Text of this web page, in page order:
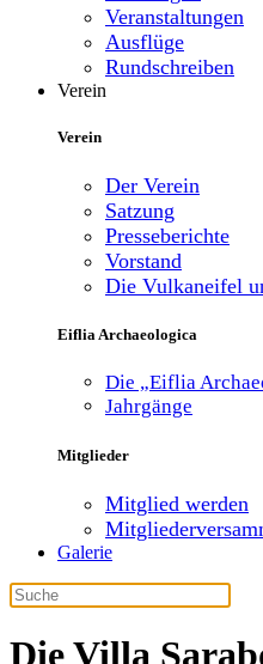
Veranstaltungen
Ausflüge
Rundschreiben
Verein
Verein
Der Verein
Satzung
Presseberichte
Vorstand
Die Vulkaneifel
Eiflia Archaeologica
Die „Eiflia
Jahrgänge
Mitglieder
Mitglied werden
Galerie
Die Villa